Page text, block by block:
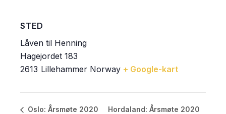
STED
Låven til Henning
Hagejordet 183
Lillehammer
2613 Norway + Google-kart
Oslo: Årsmøte 2020 Hordaland: Årsmøte 2020